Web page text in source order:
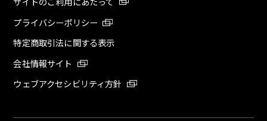
プライバシーポリシー
特定商取引法に関する表示
会社情報サイト
ウェブアクセシビリティ方針